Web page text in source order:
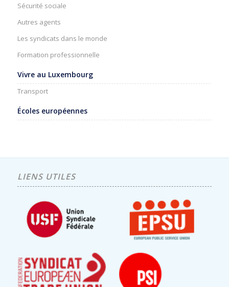
Sécurité sociale
Autres agents
Les syndicats dans le monde
Formation professionnelle
Vivre au Luxembourg
Transport
Écoles européennes
LIENS UTILES